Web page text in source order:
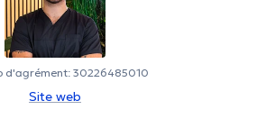
d'agrément: 30226485010
Site web